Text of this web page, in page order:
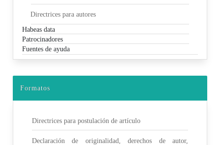
Directrices para autores
Habeas data
Patrocinadores
Fuentes de ayuda
Formatos
Directrices para postulación de artículo
Declaración de originalidad, derechos de autor,